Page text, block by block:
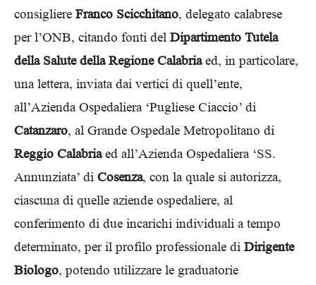
consigliere Franco Scicchitano, delegato calabrese
per l’ONB, citando fonti del Dipartimento Tutela
della Salute della Regione Calabriaed, in particolare,
una lettera, inviata dai vertici di quell’ente,
all’Azienda Ospedaliera ‘Pugliese Ciaccio’ di
Catanzaro, al Grande Ospedale Metropolitano di
Reggio Calabriaed all’Azienda Ospedaliera ‘SS.
Annunziata’ di Cosenza, con la quale si autorizza,
ciascuna di quelle aziende ospedaliere, al
conferimento di due incarichi individuali a tempo
determinato, per il profilo professionale di Dirigente
Biologo, potendo utilizzare le graduatorie